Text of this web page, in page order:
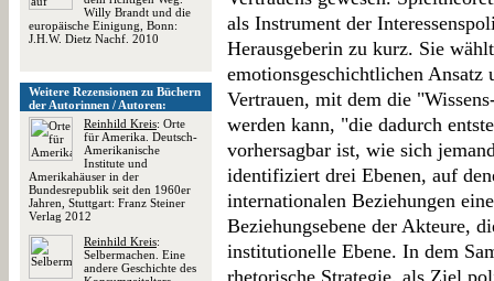
Willy Brandt und die
europäische Einigung, Bonn:
J.H.W. Dietz Nachf. 2010
Weitere Rezensionen zu Büchern
der Autorinnen / Autoren:
Reinhild Kreis: Orte
für Amerika. Deutsch-
Amerikanische
Institute und
Amerikahäuser in der
Bundesrepublik seit den 1960er
Jahren, Stuttgart: Franz Steiner
Verlag 2012
Reinhild Kreis:
Selbermachen. Eine
andere Geschichte des
als Instrument der
Herausgeberin zu kurz. Sie
emotionsgeschichtlichen
Vertrauen, mit dem die
werden kann, "die dadurch
vorhersagbar ist, wie sich
identifiziert drei Ebenen, auf
internationalen Beziehungen
Beziehungsebene der Akteure,
institutionelle Ebene. In dem
rhetorische Strategie, als Ziel